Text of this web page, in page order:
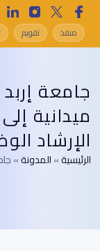
منفذ
تقويم
جامعة
ميدانية
الإرشاد
الرئيسية»المدونة»